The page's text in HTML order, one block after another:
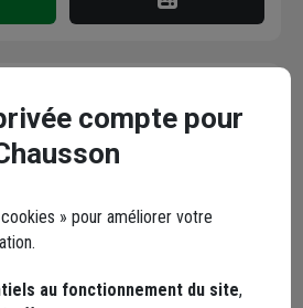
Profilé de départ en L
Gerflor pour dalle et
long. 2,60 M
Code : 256028-1
soit21,31 € / unité
compte pour
» pour améliorer votre
au fonctionnement du site,